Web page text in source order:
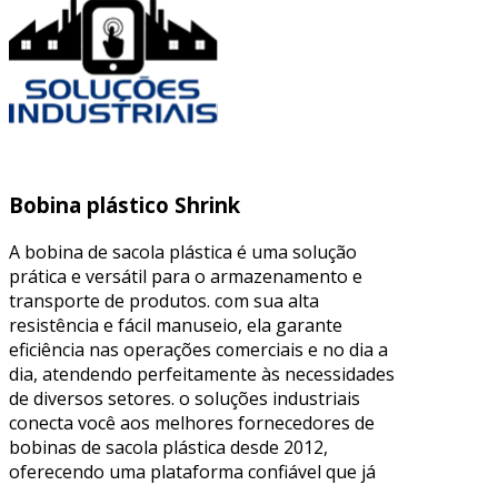
Bobina plástico Shrink
A bobina de sacola plástica é uma solução
prática e versátil para o armazenamento e
transporte de produtos. com sua alta
resistência e fácil manuseio, ela garante
eficiência nas operações comerciais e no dia a
dia, atendendo perfeitamente às necessidades
de diversos setores. o soluções industriais
conecta você aos melhores fornecedores de
bobinas de sacola plástica desde 2012,
oferecendo uma plataforma confiável que já